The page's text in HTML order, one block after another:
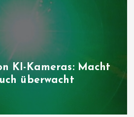
Wie das
die Landwirtschaft